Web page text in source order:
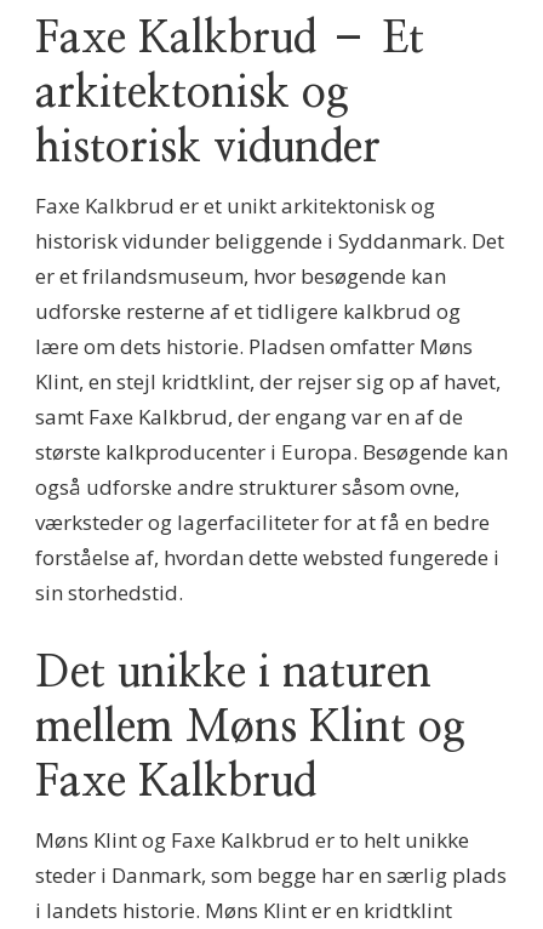
Faxe Kalkbrud – Et
arkitektonisk og
historisk vidunder
Faxe Kalkbrud er et unikt arkitektonisk og
historisk vidunder beliggende i Syddanmark. Det
er et frilandsmuseum, hvor besøgende kan
udforske resterne af et tidligere kalkbrud og
lære om dets historie. Pladsen omfatter Møns
Klint, en stejl kridtklint, der rejser sig op af havet,
samt Faxe Kalkbrud, der engang var en af de
største kalkproducenter i Europa. Besøgende kan
også udforske andre strukturer såsom ovne,
værksteder og lagerfaciliteter for at få en bedre
forståelse af, hvordan dette websted fungerede i
sin storhedstid.
Det unikke i naturen
mellem Møns Klint og
Faxe Kalkbrud
Møns Klint og Faxe Kalkbrud er to helt unikke
steder i Danmark, som begge har en særlig plads
i landets historie. Møns Klint er en kridtklint